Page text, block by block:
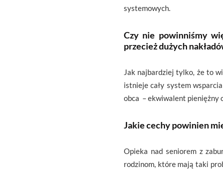
systemowych.
Czy nie powinniśmy
przecież dużych
Jak najbardziej tylko, że to
istnieje cały system
obca – ekwiwalent pieniężny
Jakie cechy powinien
Opieka nad seniorem z
rodzinom, które mają taki